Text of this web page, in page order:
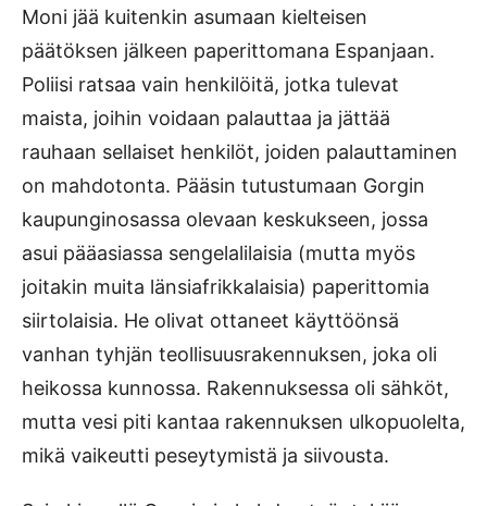
Moni jää kuitenkin asumaan kielteisen
päätöksen jälkeen paperittomana Espanjaan.
Poliisi ratsaa vain henkilöitä, jotka tulevat
maista, joihin voidaan palauttaa ja jättää
rauhaan sellaiset henkilöt, joiden palauttaminen
on mahdotonta. Pääsin tutustumaan Gorgin
kaupunginosassa olevaan keskukseen, jossa
asui pääasiassa sengelalilaisia (mutta myös
joitakin muita länsiafrikkalaisia) paperittomia
siirtolaisia. He olivat ottaneet käyttöönsä
vanhan tyhjän teollisuusrakennuksen, joka oli
heikossa kunnossa. Rakennuksessa oli sähköt,
mutta vesi piti kantaa rakennuksen ulkopuolelta,
mikä vaikeutti peseytymistä ja siivousta.